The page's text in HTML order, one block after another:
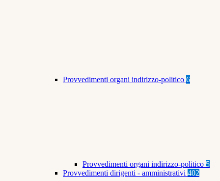
Provvedimenti organi indirizzo-politico 6
Provvedimenti organi indirizzo-politico 5
Provvedimenti dirigenti - amministrativi 402